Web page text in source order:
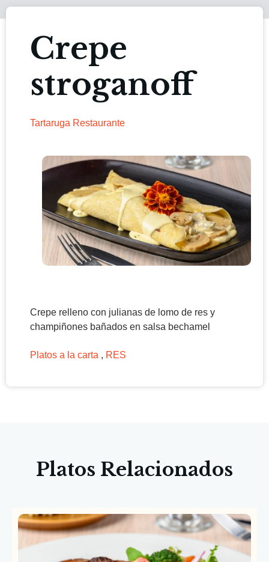
Crepe
stroganoff
Tartaruga Restaurante
Crepe relleno con julianas de lomo de res y
champiñones bañados en salsa bechamel
Platos a la carta , RES
Platos Relacionados